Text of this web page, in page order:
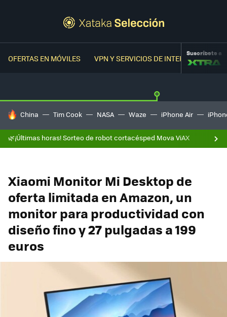
OFERTAS EN MÓVILES VPN Y SERVICIOS DE INTERNETSuscríbete a
HOY SE HABLA DE
China Tim Cook NASA Waze iPhone Air
🌿¡Últimas horas! Sorteo de robot cortacésped Mova ViAX
Xiaomi Monitor Mi Desktop de
oferta limitada en Amazon, un
monitor para productividad con
diseño fino y 27 pulgadas a 199
euros